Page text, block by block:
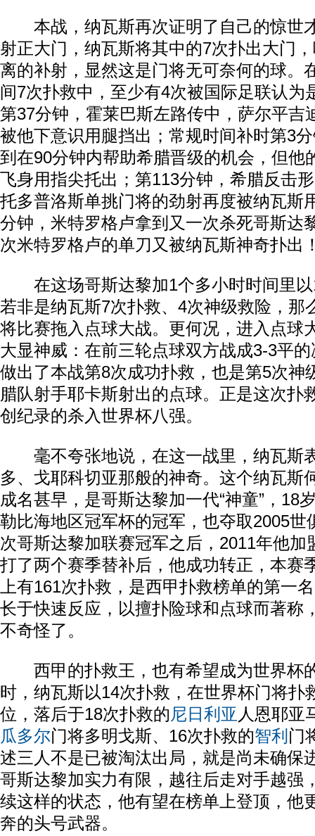
本战，纳瓦斯再次证明了自己的惊世
射正大门，纳瓦斯将其中的7次扑出大门
离的补射，显然这是门将无可奈何的球。
间7次扑救中，至少有4次被国际足联认为
第37分钟，霍莱巴斯左路传中，萨尔平吉
被他下意识用腿挡出；常规时间补时第3
到在90分钟内帮助希腊晋级的机会，但他
飞身用指尖托出；第113分钟，希腊反击
托多普洛斯单挑门将的劲射再度被纳瓦斯
分钟，米特罗格卢拿到又一次杀死哥斯达
次米特罗格卢的单刀又被纳瓦斯神奇扑出
在这场哥斯达黎加1个多小时时间里以
若非是纳瓦斯7次扑救、4次神级救险，那
将比赛拖入点球大战。更何况，进入点球
大显神威：在前三轮点球双方战成3-3平
做出了本战第8次成功扑救，也是第5次神
腊队射手耶卡斯射出的点球。正是这次扑
创纪录的杀入世界杯八强。
毫不夸张地说，在这一战里，纳瓦斯
多、戈耶科切亚那般的神奇。这个纳瓦斯
成名甚早，是哥斯达黎加一代“神童”，18
勒比海地区冠军杯的冠军，也夺取2005世
次哥斯达黎加联赛冠军之后，2011年他加
打了两个赛季替补后，他成功转正，本赛
上有161次扑救，是西甲扑救榜单的第一
长于快速反应，以擅扑险球和点球而著称
不奇怪了。
西甲的扑救王，也有希望成为世界杯
时，纳瓦斯以14次扑救，在世界杯门将扑
位，落后于18次扑救的尼日利亚 人恩耶亚
瓜多尔门将多明戈斯、16次扑救的智利 门
述三人不是已被淘汰出局，就是尚未确保
哥斯达黎加实力有限，越往后走对手越强
续这样的状态，他有望在榜单上登顶，他
奔的头号武器。